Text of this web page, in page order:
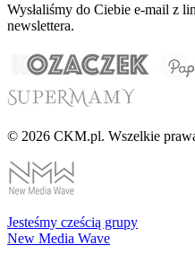
Wysłaliśmy do Ciebie e-mail z
newslettera.
© 2026 CKM.pl. Wszelkie
Jesteśmy cześcią grupy
New Media Wave